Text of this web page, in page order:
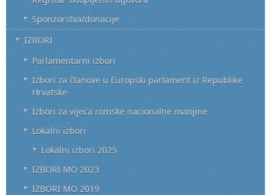
Sponzorstva/donacije
IZBORI
Parlamentarni izbori
Izbori za članove u Europski parlament iz Republike
Hrvatske
Izbori za vijeća romske nacionalne manjine
Lokalni izbori
Lokalni izbori 2025
IZBORI MO 2023
IZBORI MO 2019